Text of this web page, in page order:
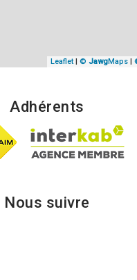
Leaflet| © JawgMaps |
Adhérents
Nous suivre